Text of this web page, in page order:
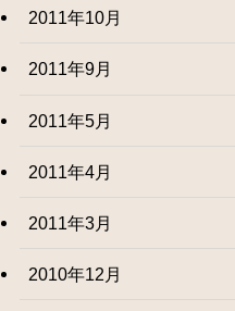
2011年10月
2011年9月
2011年5月
2011年4月
2011年3月
2010年12月